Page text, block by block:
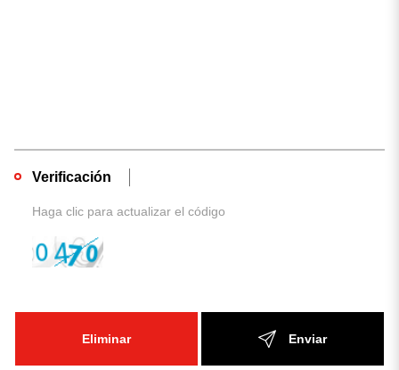
Verificación
Eliminar Enviar